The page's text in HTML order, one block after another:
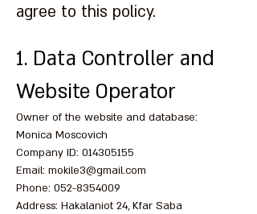
agree to this policy.
1. Data Controller and
Website Operator
Owner of the website and database:
Monica Moscovich
Company ID: 014305155
Email: mokile3@gmail.com
Phone: 052-8354009
Address: Hakalaniot 24, Kfar Saba